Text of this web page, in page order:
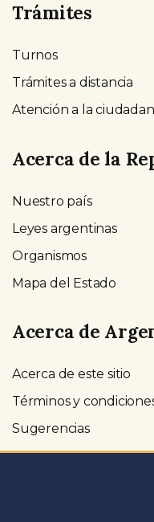
Trámites
Turnos
Trámites a distancia
Atención a la
Acerca de la
Nuestro país
Leyes argentinas
Organismos
Mapa del Estado
Acerca de
Acerca de este sitio
Términos y
Sugerencias